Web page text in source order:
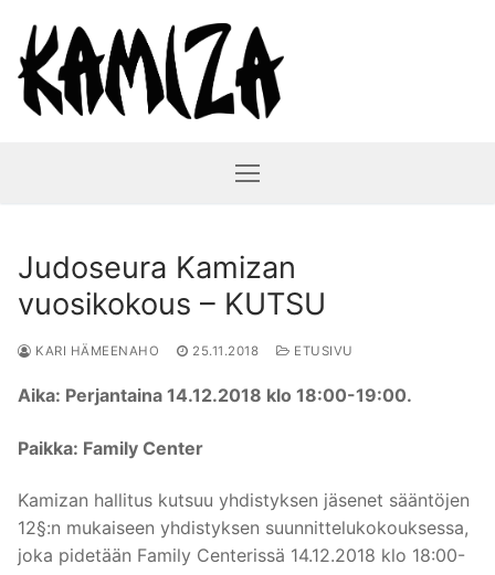
sisältöön
Judoseura Kamizan
vuosikokous – KUTSU
KARI HÄMEENAHO 25.11.2018 ETUSIVU
Aika: Perjantaina 14.12.2018 klo 18:00-19:00.
Paikka: Family Center
Kamizan hallitus kutsuu yhdistyksen jäsenet sääntöjen
12§:n mukaiseen yhdistyksen suunnittelukokouksessa,
joka pidetään Family Centerissä 14.12.2018 klo 18:00-